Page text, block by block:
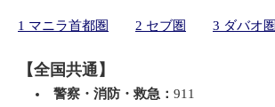
1 マニラ首都圏 2 セブ圏 3 ダバオ圏
【全国共通】
警察・消防・救急：911